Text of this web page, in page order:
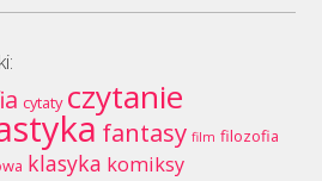
cytaty czytanie
fantasy film filozofia
klasyka komiksy